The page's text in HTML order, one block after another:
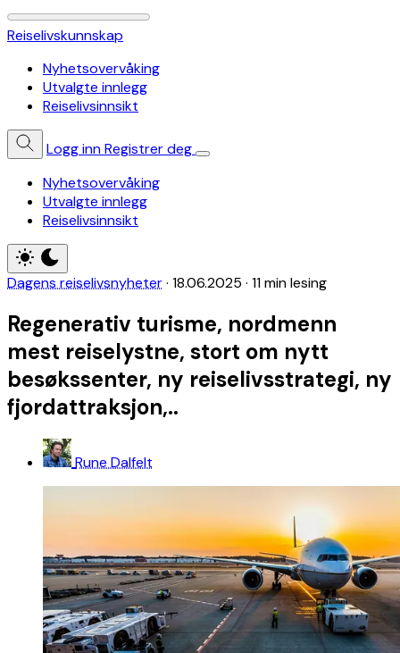
Reiselivskunnskap
Nyhetsovervåking
Utvalgte innlegg
Reiselivsinnsikt
Logg innRegistrer deg
Nyhetsovervåking
Utvalgte innlegg
Reiselivsinnsikt
Dagens reiselivsnyheter· 18.06.2025 · 11 min lesing
Regenerativ turisme, nordmenn
mest reiselystne, stort om nytt
besøkssenter, ny reiselivsstrategi, ny
fjordattraksjon,..
Rune Dalfelt